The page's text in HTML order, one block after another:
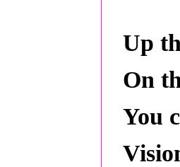
Up
On
You